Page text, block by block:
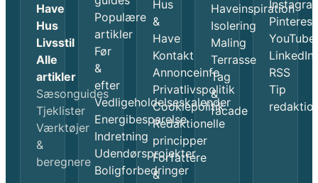
Have
Hus
Livsstil
Alle
artikler
Sæsonguides
Tjeklister
Værktøjer
&
beregnere
Populære
artikler
Før
&
efter
Vedligeholdelseskalender
Energibesparelse
Indretning
Udendørsprojekter
Boligforbedringer
Hus
&
Have
Kontakt
Annonceinfo
Privatlivspolitik
Cookiepolitik
Redaktionelle
principper
Forfattere
&
Haveinspiration
Isolering
Maling
Terrasse
Tag
&
facade
Pinterest
YouTube
LinkedIn
RSS
Tip